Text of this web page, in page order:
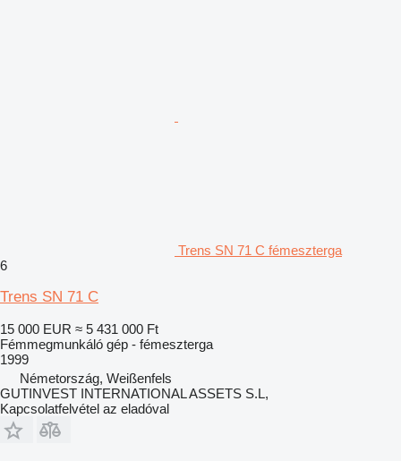
Trens SN 71 C fémeszterga
6
Trens SN 71 C
15 000 EUR ≈ 5 431 000 Ft
Fémmegmunkáló gép - fémeszterga
1999
Németország, Weißenfels
GUTINVEST INTERNATIONAL ASSETS S.L,
Kapcsolatfelvétel az eladóval